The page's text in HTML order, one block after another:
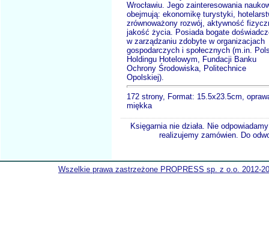
Wrocławiu. Jego zainteresowania
obejmują: ekonomikę turystyki,
zrównoważony rozwój, aktywność
jakość życia. Posiada bogate
w zarządzaniu zdobyte w organizacjach
gospodarczych i społecznych (m.in.
Holdingu Hotelowym, Fundacji Banku
Ochrony Środowiska, Politechnice
Opolskiej).
172 strony, Format: 15.5x23.5cm,
miękka
Księgarnia nie działa. Nie
realizujemy zamówien. Do
Wszelkie prawa zastrzeżone PROPRESS sp. z o.o. 2012-